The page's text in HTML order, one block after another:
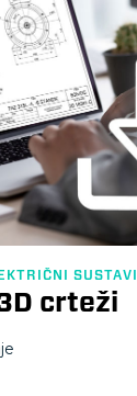
SUSTAVI
crteži